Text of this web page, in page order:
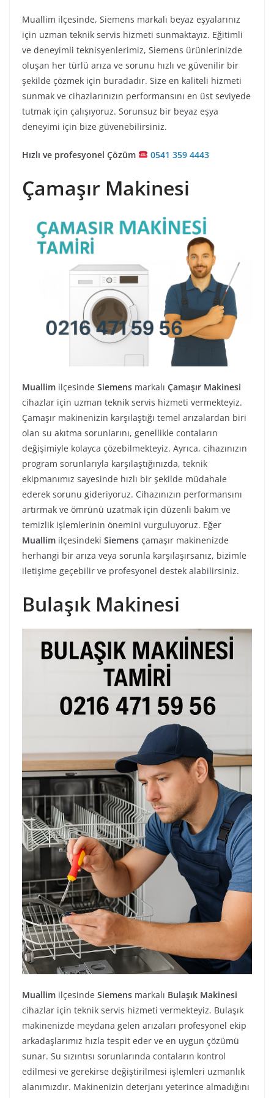
Muallim ilçesinde, Siemens markalı beyaz eşyalarınız
için uzman teknik servis hizmeti sunmaktayız. Eğitimli
ve deneyimli teknisyenlerimiz, Siemens ürünlerinizde
oluşan her türlü arıza ve sorunu hızlı ve güvenilir bir
şekilde çözmek için buradadır. Size en kaliteli hizmeti
sunmak ve cihazlarınızın performansını en üst seviyede
tutmak için çalışıyoruz. Sorunsuz bir beyaz eşya
deneyimi için bize güvenebilirsiniz.
Hızlı ve profesyonel Çözüm 0541 359 4443
Çamaşır Makinesi
Muallim ilçesinde Siemens markalı Çamaşır Makinesi
cihazlar için uzman teknik servis hizmeti vermekteyiz.
Çamaşır makinenizin karşılaştığı temel arızalardan biri
olan su akıtma sorunlarını, genellikle contaların
değişimiyle kolayca çözebilmekteyiz. Ayrıca, cihazınızın
program sorunlarıyla karşılaştığınızda, teknik
ekipmanımız sayesinde hızlı bir şekilde müdahale
ederek sorunu gideriyoruz. Cihazınızın performansını
artırmak ve ömrünü uzatmak için düzenli bakım ve
temizlik işlemlerinin önemini vurguluyoruz. Eğer
Muallim ilçesindeki Siemens çamaşır makinenizde
herhangi bir arıza veya sorunla karşılaşırsanız, bizimle
iletişime geçebilir ve profesyonel destek alabilirsiniz.
Bulaşık Makinesi
Muallim ilçesinde Siemens markalı Bulaşık Makinesi
cihazlar için teknik servis hizmeti vermekteyiz. Bulaşık
makinenizde meydana gelen arızaları profesyonel ekip
arkadaşlarımız hızla tespit eder ve en uygun çözümü
sunar. Su sızıntısı sorunlarında contaların kontrol
edilmesi ve gerekirse değiştirilmesi işlemleri uzmanlık
alanımızdır. Makinenizin deterjanı yeterince almadığını